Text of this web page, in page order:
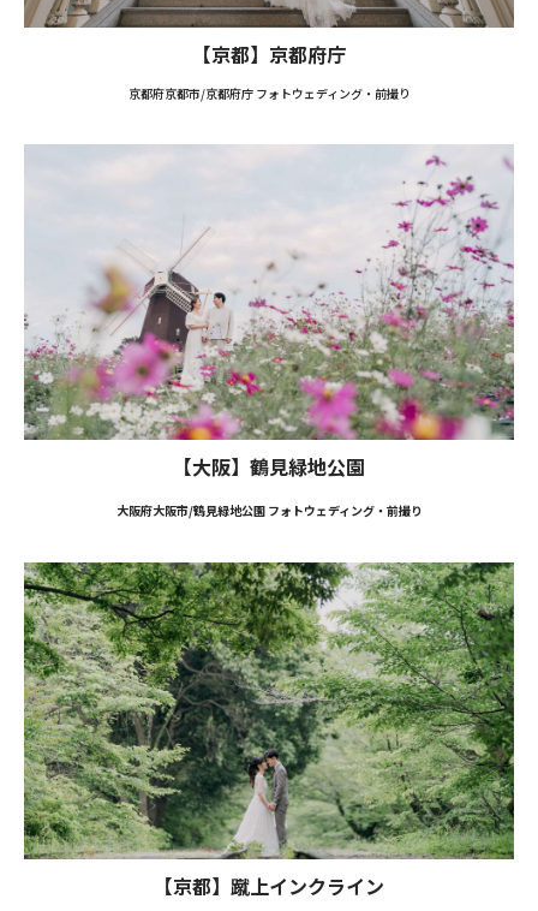
【京都】京都府庁
京都府京都市/京都府庁 フォトウェディング・前撮り
【大阪】鶴見緑地公園
大阪府大阪市/鶴見緑地公園 フォトウェディング・前撮り
【京都】蹴上インクライン